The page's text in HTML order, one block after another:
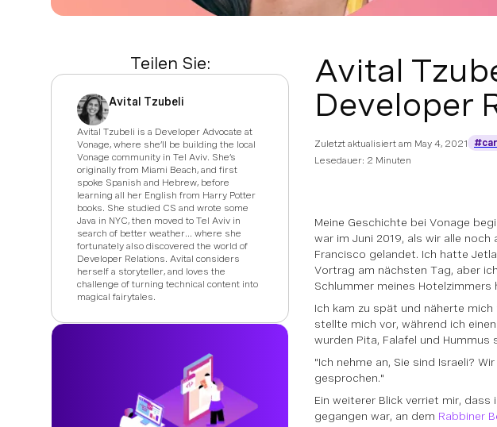
Teilen Sie:
Avital Tzubeli
Avital Tzubeli is a Developer Advocate at
Vonage, where she’ll be building the local
Vonage community in Tel Aviv. She’s
originally from Miami Beach, and first
spoke Spanish and Hebrew, before
learning all her English from Harry Potter
books. She studied CS and wrote some
Java in NYC, then moved to Tel Aviv in
search of better weather… where she
fortunately also discovered the world of
Developer Relations. Avital considers
herself a storyteller, and loves the
challenge of turning technical content into
magical fairytales.
Avital
Developer
Zuletzt aktualisiert am May 4, 2021
Lesedauer: 2 Minuten
Meine Geschichte bei Vonage
war im Juni 2019, als wir alle noch
Francisco gelandet. Ich hatte
Vortrag am nächsten Tag, aber
Schlummer meines Hotelzimmers
Ich kam zu spät und näherte
stellte mich vor, während ich
wurden Pita, Falafel und Hummus
"Ich nehme an, Sie sind Israeli?
gesprochen."
Ein weiterer Blick verriet mir,
gegangen war, an dem Rabbiner